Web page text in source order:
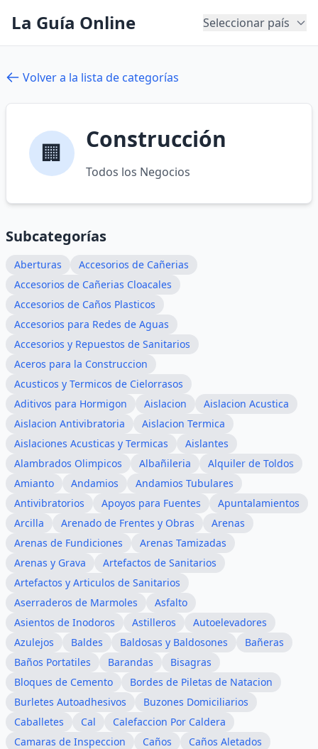
La Guía Online Seleccionar país
Volver a la lista de categorías
🏢 Construcción
Todos los Negocios
Subcategorías
Aberturas
Accesorios de Cañerias
Accesorios de Cañerias Cloacales
Accesorios de Caños Plasticos
Accesorios para Redes de Aguas
Accesorios y Repuestos de Sanitarios
Aceros para la Construccion
Acusticos y Termicos de Cielorrasos
Aditivos para Hormigon
Aislacion
Aislacion Acustica
Aislacion Antivibratoria
Aislacion Termica
Aislaciones Acusticas y Termicas
Aislantes
Alambrados Olimpicos
Albañileria
Alquiler de Toldos
Amianto
Andamios
Andamios Tubulares
Antivibratorios
Apoyos para Fuentes
Apuntalamientos
Arcilla
Arenado de Frentes y Obras
Arenas
Arenas de Fundiciones
Arenas Tamizadas
Arenas y Grava
Artefactos de Sanitarios
Artefactos y Articulos de Sanitarios
Aserraderos de Marmoles
Asfalto
Asientos de Inodoros
Astilleros
Autoelevadores
Azulejos
Baldes Baldosas y Baldosones
Bañeras
Baños Portatiles
Barandas
Bisagras
Bloques de Cemento
Bordes de Piletas de Natacion
Burletes Autoadhesivos
Buzones Domiciliarios
Caballetes
Cal
Calefaccion Por Caldera
Camaras de Inspeccion
Caños
Caños Aletados